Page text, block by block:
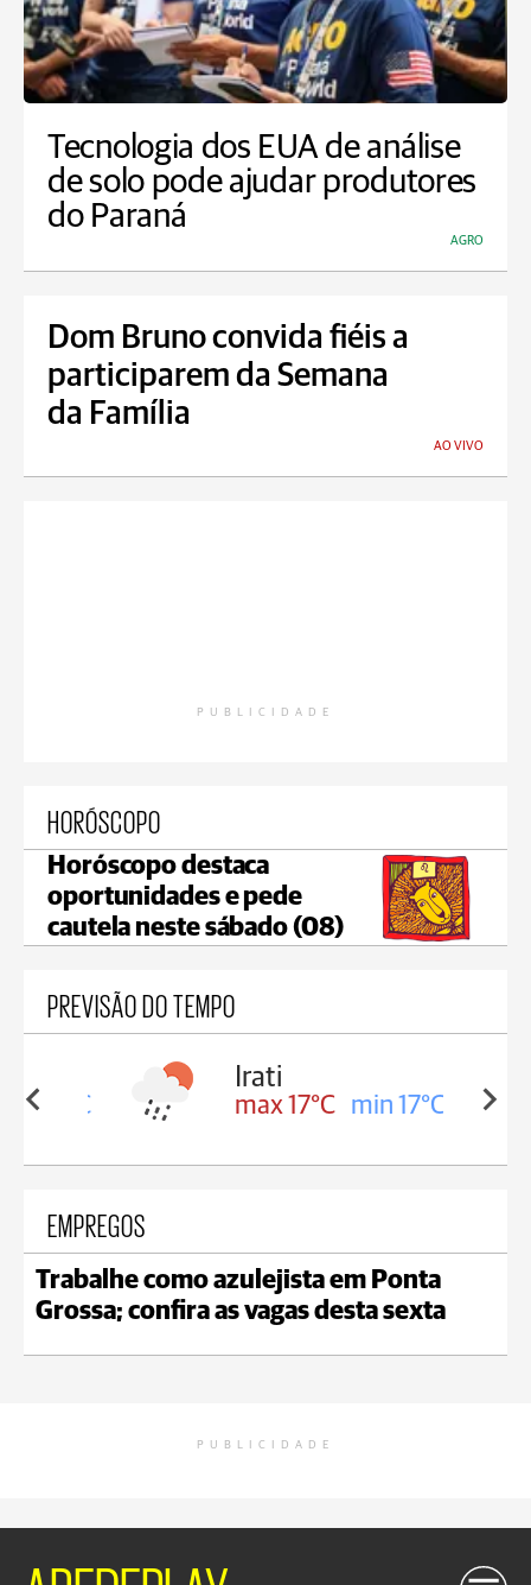
Tecnologia dos EUA de análise
de solo pode ajudar produtores
do Paraná
AGRO
Dom Bruno convida fiéis a
participarem da Semana
da Família
AO VIVO
PUBLICIDADE
HORÓSCOPO
Horóscopo destaca
oportunidades e pede
cautela neste sábado (08)
PREVISÃO DO TEMPO
16°C
Irati
max 17°C min 17°C
EMPREGOS
Trabalhe como azulejista em Ponta
Grossa; confira as vagas desta sexta
PUBLICIDADE